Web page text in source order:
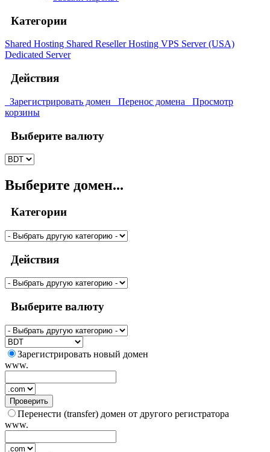
Категории
Shared Hosting Shared Reseller Hosting VPS Server (USA)
Dedicated Server
Действия
Зарегистрировать домен Перенос домена
Просмотр
корзины
Выберите валюту
Выберите домен...
Категории
Действия
Выберите валюту
Зарегистрировать новый домен
www.
Проверить
Перенести (transfer) домен от другого регистратора
www.